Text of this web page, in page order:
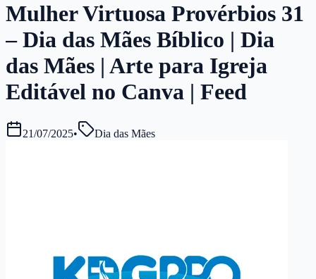
Mulher Virtuosa Provérbios 31
– Dia das Mães Bíblico | Dia
das Mães | Arte para Igreja
Editável no Canva | Feed
21/07/2025• Dia das Mães